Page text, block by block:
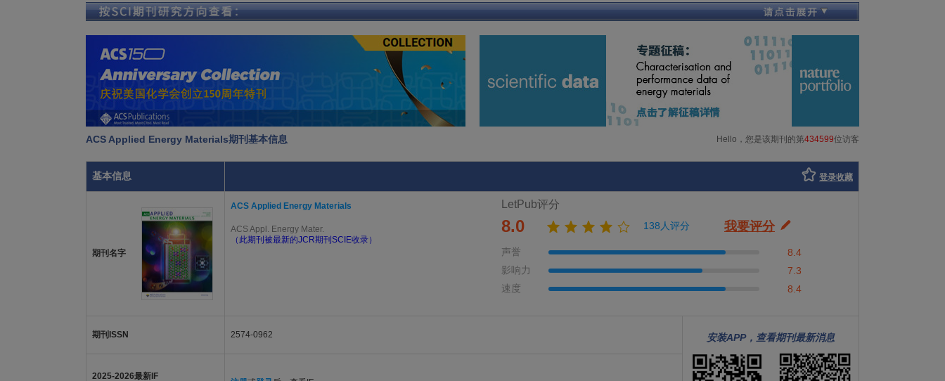
ACS Applied Energy Materials期刊基本信息 Hello，您是该期刊的第434599位访客
基本信息 登录收藏
期刊名字
ACS Applied Energy Materials
ACS Appl. Energy Mater.
（此期刊被最新的JCR期刊SCIE收录）
LetPub评分
8.0 138人评分 我要评分
声誉
8.4
影响力
7.3
速度
8.4
期刊ISSN 2574-0962 安装APP，查看期刊最新消息
2025-2026最新IF